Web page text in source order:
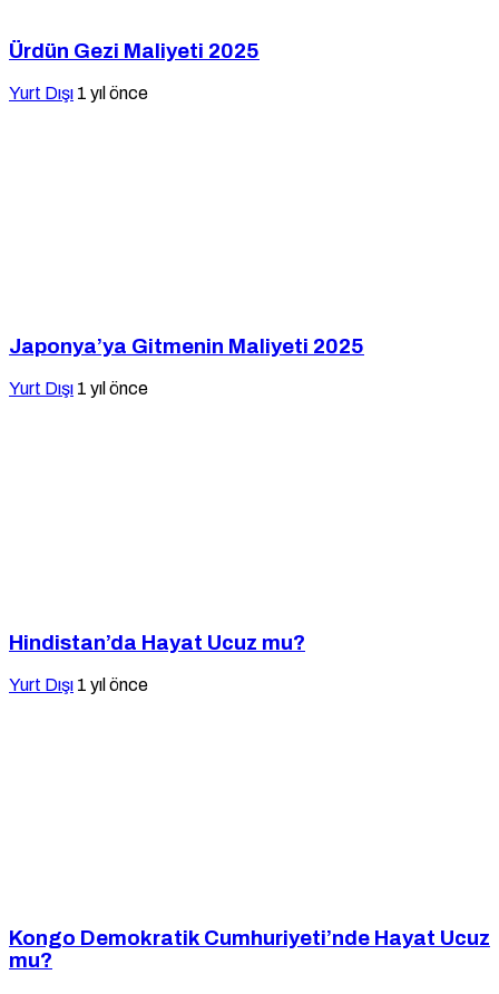
Ürdün Gezi Maliyeti 2025
Yurt Dışı 1 yıl önce
Japonya’ya Gitmenin Maliyeti 2025
Yurt Dışı 1 yıl önce
Hindistan’da Hayat Ucuz mu?
Yurt Dışı 1 yıl önce
Kongo Demokratik Cumhuriyeti’nde Hayat Ucuz
mu?